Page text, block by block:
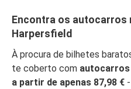
Encontra os autocarros
Harpersfield
À procura de bilhetes
te coberto com autocarros
a partir de apenas 87,98 €